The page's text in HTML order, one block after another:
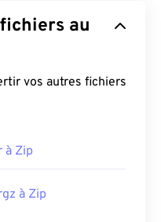
au
vos autres fichiers
à Zip
à Zip